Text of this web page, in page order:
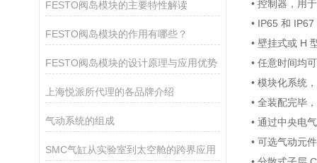
FESTO阀岛模块的主要特性解读
FESTO阀岛模块的作用有哪些？
FESTO阀岛模块的设计原理与应用优势
上海悦派所代理的各品牌介绍
气动系统的组成
SMC气缸从实验室到太空舱的跨界应用
• 控制器，用
• IP65 和
• 壁挂式或 H
• 任意时间均
• 模块化系统
• 全装配完毕
• 通过中央电
• 可选气动元